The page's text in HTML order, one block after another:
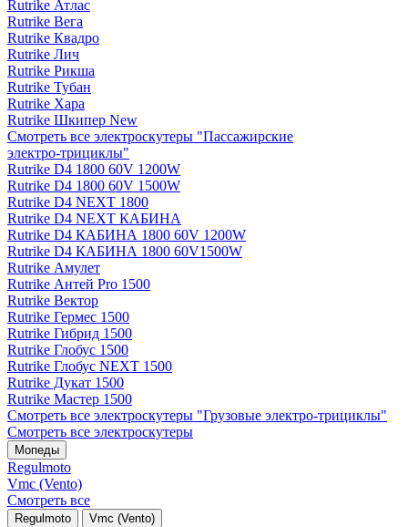
Rutrike Атлас
Rutrike Вега
Rutrike Квадро
Rutrike Лич
Rutrike Рикша
Rutrike Тубан
Rutrike Хара
Rutrike Шкипер New
Смотреть все электро­скутеры "Пассажирские
электро‑трициклы"
Rutrike D4 1800 60V 1200W
Rutrike D4 1800 60V 1500W
Rutrike D4 NEXT 1800
Rutrike D4 NEXT КАБИНА
Rutrike D4 КАБИНА 1800 60V 1200W
Rutrike D4 КАБИНА 1800 60V1500W
Rutrike Амулет
Rutrike Антей Pro 1500
Rutrike Вектор
Rutrike Гермес 1500
Rutrike Гибрид 1500
Rutrike Глобус 1500
Rutrike Глобус NEXT 1500
Rutrike Дукат 1500
Rutrike Мастер 1500
Смотреть все электро­скутеры "Грузовые электро‑трициклы"
Смотреть все электро­скутеры
Мопеды
Regulmoto
Vmc (Vento)
Смотреть все
Regulmoto Vmc (Vento)